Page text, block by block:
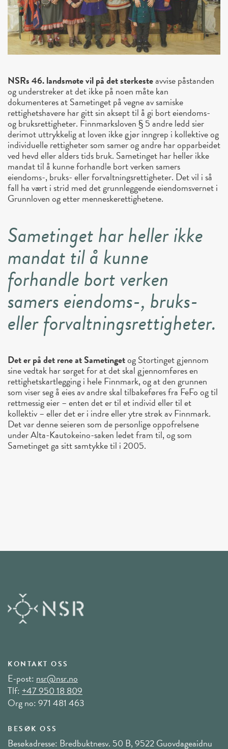
NSRs 46. landsmøte vil på det sterkesteavvise påstanden
og understreker at det ikke på noen måte kan
dokumenteres at Sametinget på vegne av samiske
rettighetshavere har gitt sin aksept til å gi bort eiendoms-
og bruksrettigheter. Finnmarksloven § 5 andre ledd sier
derimot uttrykkelig at loven ikke gjør inngrep i kollektive og
individuelle rettigheter som samer og andre har opparbeidet
ved hevdeller alders tids bruk. Sametinget har heller ikke
mandat til å kunne forhandle bort verken samers
eiendoms-, bruks- eller forvaltningsrettigheter. Det vil i så
fall ha vært i strid med det grunnleggende eiendomsvernet i
Grunnloven og etter menneskerettighetene.
Sametinget har heller ikke
mandat til å kunne
forhandle bort verken
samers eiendoms-, bruks-
eller forvaltningsrettigheter.
Det er på det rene at Sametingetog Stortinget gjennom
sine vedtak har sørget for at det skal gjennomføres en
rettighetskartlegging i hele Finnmark, og at den grunnen
som viser seg å eies av andre skal tilbakeføres fra FeFo og til
rettmessig eier – enten det er til et individ eller til et
kollektiv – eller det er i indre eller ytre strøk av Finnmark.
Det var denne seieren som de personlige oppofrelsene
under Alta-Kautokeino-saken ledet fram til, og som
Sametinget ga sitt samtykke til i 2005.
KONTAKT OSS
E-post: nsr@nsr.no
Tlf:+47 950 18 809
Org no: 971 481 463
BESØK OSS
Besøkadresse: Bredbuktnesv. 50 B, 9522 Guovdageaidnu